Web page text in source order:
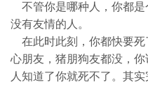
不管你是哪种人，你都是
没有友情的人。
在此时此刻，你都快要死
心朋友，猪朋狗友都没，
人知道了你就死不了。其